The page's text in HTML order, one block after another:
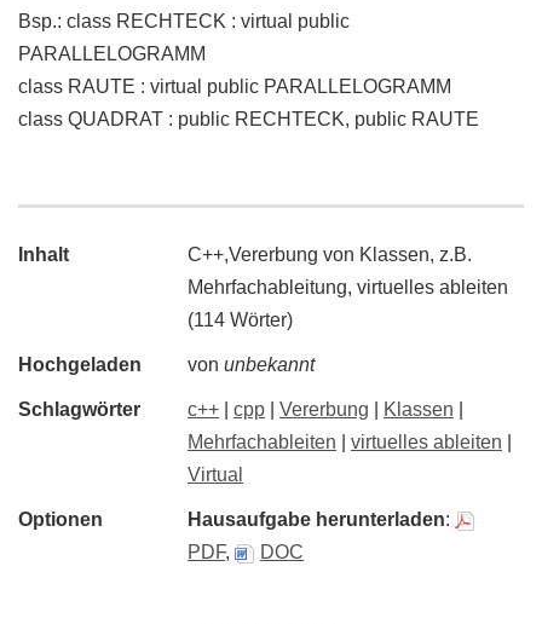
Bsp.: class RECHTECK : virtual public
PARALLELOGRAMM
class RAUTE : virtual public PARALLELOGRAMM
class QUADRAT : public RECHTECK, public RAUTE
Inhalt
C++,Vererbung von Klassen, z.B.
Mehrfachableitung, virtuelles ableiten
(114 Wörter)
Hochgeladen von unbekannt
Schlagwörter c++ cpp Vererbung Klassen
Mehrfachableiten
virtuelles ableiten
Virtual
Optionen Hausaufgabe herunterladen:
PDF, DOC